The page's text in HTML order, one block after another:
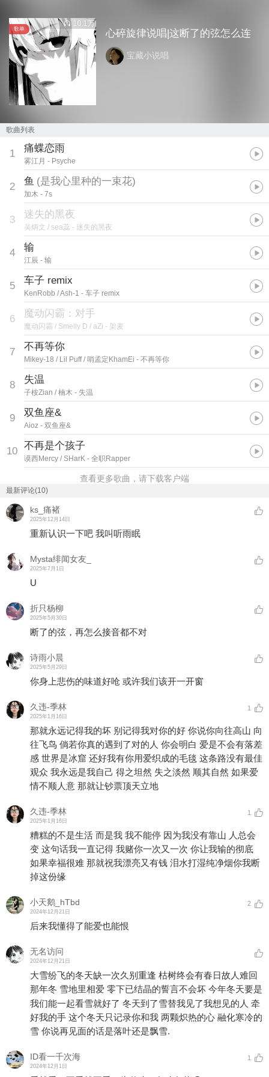
歌单
10.1万
心碎旋律说唱|这断了的弦怎么连
宝藏小说唱
歌曲列表
1 痛蝶恋雨
雾江月 - Psyche
2 鱼 (是我心里种的一束花)
加木 - 7s
3 迷失的黑夜
吴炳文 / sea蕊 - 迷失的黑夜
4 输
江辰 - 输
5 车子 remix
KenRobb / Ash-1 - 车子 remix
6 魔动闪霸：对手
魔动闪霸 / Smelly D / aZi - 架麦
7 不再等你
Mikey-18 / Lil Puff / 哨孟定KhamEi - 不再等你
8 失温
子桉Zian / 楠木 - 失温
9 双鱼座&
Aioz - 双鱼座&
10 不再是个孩子
谟西Mercy / SHarK - 全职Rapper
查看更多歌曲，请下载客户端
最新评论(10)
ks_痛褚
2025年12月14日
重新认识一下吧 我叫听雨眠
Mysta绯闻女友_
2025年7月1日
U
折只杨柳
2025年5月30日
断了的弦，再怎么接音都不对
诗雨小晨
2025年5月29日
你身上悲伤的味道好呛 或许我们该开一开窗
久违-季林
2025年1月16日
1
那就永远记得我的坏 别记得我对你的好 你说你向往高山 向
往飞鸟 倘若你真的遇到了对的人 你会明白 爱是不会有落差
感 世界是冰窟 还好我有你用爱织成的毛毯 这条路没有最佳
观众 我永远是我自己 得之坦然 失之淡然 顺其自然 如果爱
情不顺人意 那就让钞票顶天立地
久违-季林
2025年1月16日
1
糟糕的不是生活 而是我 我不能停 因为我没有靠山 人总会
变 这句话我一直记得 我赌你一次又一次 你让我输的彻底
如果幸福很难 那就祝我漂亮又有钱 泪水打湿纯净烟你我断
掉这份缘
小天鹅_hTbd
2024年12月21日
2
后来我懂得了能爱也能恨
无名访问
2024年12月21日
大雪纷飞的冬天缺一次久别重逢 枯树终会有春日故人难回
那年冬 雪地里相爱 零下已结晶的誓言不会坏 今年冬天要是
我们能一起看雪就好了 冬天到了雪替我见了我想见的人 牵
好我的手 这个冬天只记录你和我 两颗炽热的心 融化寒冷的
雪 你说再见面的话是落叶还是飘雪.
ID看一千次海
2024年12月1日
1